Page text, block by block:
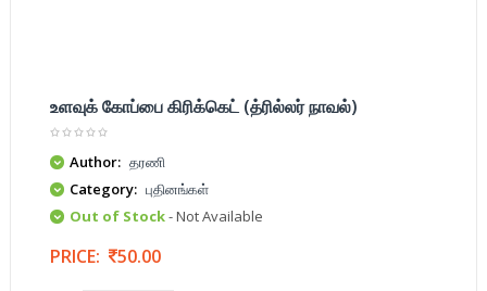
உளவுக் கோப்பை கிரிக்கெட் (த்ரில்லர் நாவல்)
Author: தரணி
Category: புதினங்கள்
Out of Stock- Not Available
PRICE: 50.00